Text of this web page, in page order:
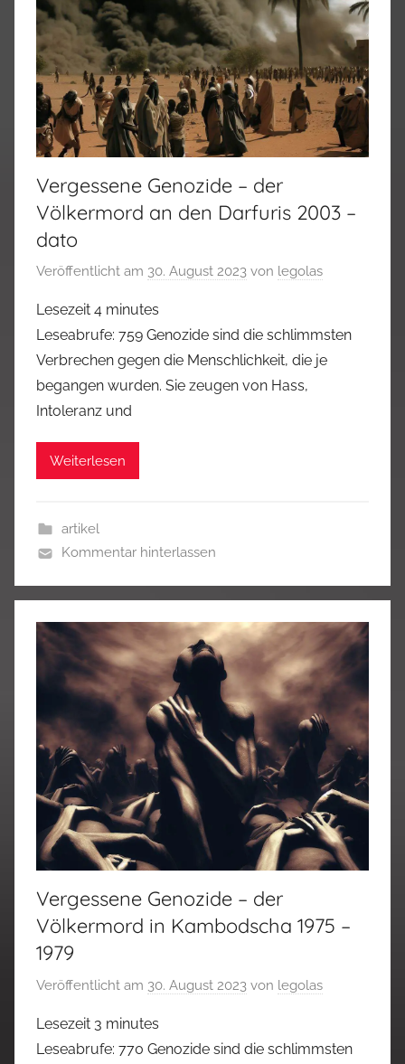
Vergessene Genozide – der
Völkermord an den Darfuris 2003 –
dato
Veröffentlicht am 30. August 2023 von legolas
Lesezeit 4 minutes
Leseabrufe: 759 Genozide sind die schlimmsten
Verbrechen gegen die Menschlichkeit, die je
begangen wurden. Sie zeugen von Hass,
Intoleranz und
Weiterlesen
artikel
Kommentar hinterlassen
Vergessene Genozide – der
Völkermord in Kambodscha 1975 –
1979
Veröffentlicht am 30. August 2023 von legolas
Lesezeit 3 minutes
Leseabrufe: 770 Genozide sind die schlimmsten